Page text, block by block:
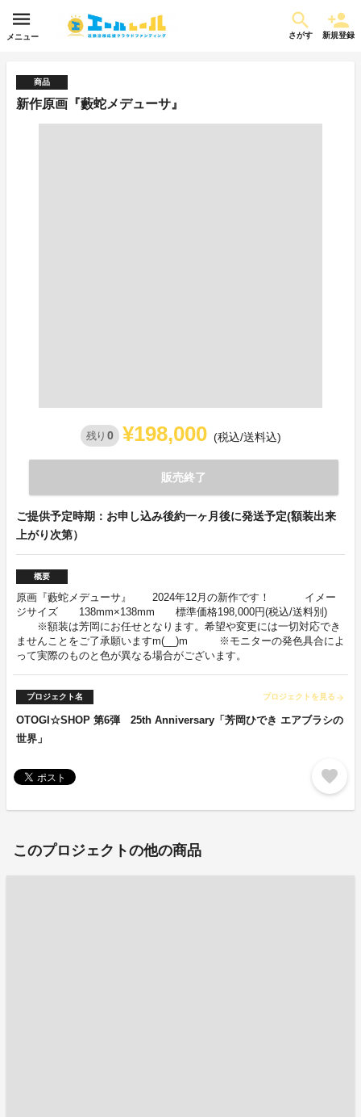
メニュー さがす 新規登録
商品
新作原画『藪蛇メデューサ』
残り 0 ¥198,000 (税込/送料込)
販売終了
ご提供予定時期：お申し込み後約一ヶ月後に発送予定(額装出来
上がり次第）
概要
原画『藪蛇メデューサ』 2024年12月の新作です！ イメー
ジサイズ 138mm×138mm 標準価格198,000円(税込/送料別)
※額装は芳岡にお任せとなります。希望や変更には一切対応でき
ませんことをご了承願いますm(__)m ※モニターの発色具合によ
って実際のものと色が異なる場合がございます。
プロジェクト名 プロジェクトを見る arrow_forward
OTOGI☆SHOP 第6弾 25th Anniversary「芳岡ひでき エアブラシの
世界」
favorite
このプロジェクトの他の商品